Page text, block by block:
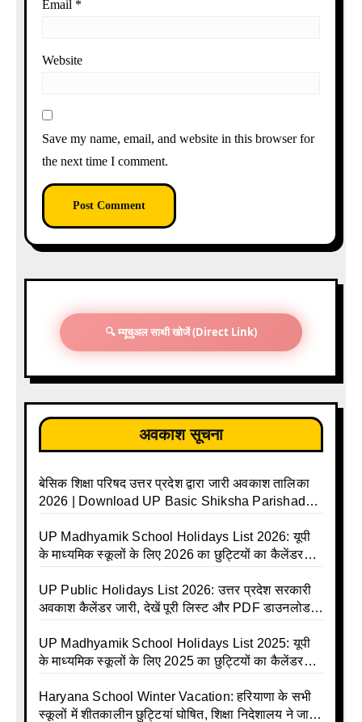
Email *
Website
Save my name, email, and website in this browser for
the next time I comment.
🔍 म्यूचुअल साथी खोजें (Direct Link)
अवकाश सूचना
बेसिक शिक्षा परिषद उत्तर प्रदेश द्वारा जारी अवकाश तालिका
2026 | Download UP Basic Shiksha Parishad
Basic School Avkash Talika UP 2026 | UP Basic
Shiksha Parishad Avkash Talika 2026 | UP
Calendar List 2026
UP Madhyamik School Holidays List 2026: यूपी
के माध्यमिक स्कूलों के लिए 2026 का छुट्टियों का कैलेंडर
Talika | UP Madhyamik Avkash Talika 2026 | UP
Madhyamik School avkash suchi | UP
Holiday Calendar | Madhyamik School Holidays
List 2026
UP Public Holidays List 2026: उत्तर प्रदेश सरकारी
अवकाश कैलेंडर जारी, देखें पूरी लिस्ट और PDF डाउनलोड
talika | Sarkari Avkash Talika | Up Holidays List |
Holidays Calendar
UP Madhyamik School Holidays List 2025: यूपी
के माध्यमिक स्कूलों के लिए 2025 का छुट्टियों का कैलेंडर
Talika | Up Madhyamik Avkash Talika 2025 | UP
Madhyamik School avkash suchi | UP
Haryana School Winter Vacation: हरियाणा के सभी
स्कूलों में शीतकालीन छुट्टियां घोषित, शिक्षा निदेशालय ने जारी